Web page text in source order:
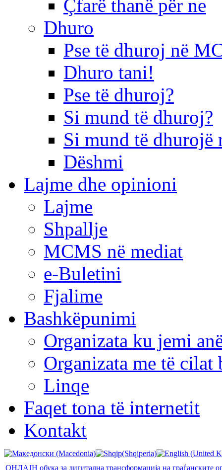
Çfarë thanë për ne
Dhuro
Pse të dhuroj në
Dhuro tani!
Pse të dhuroj?
Si mund të dhuroj?
Si mund të dhurojë
Dëshmi
Lajme dhe opinioni
Lajme
Shpallje
MCMS në mediat
e-Buletini
Fjalime
Bashkëpunimi
Organizata ku jemi
Organizata me të cilat
Linqe
Faqet tona të internetit
Kontakt
ОНЛАЈН обука за дигитална трансформација на граѓанските